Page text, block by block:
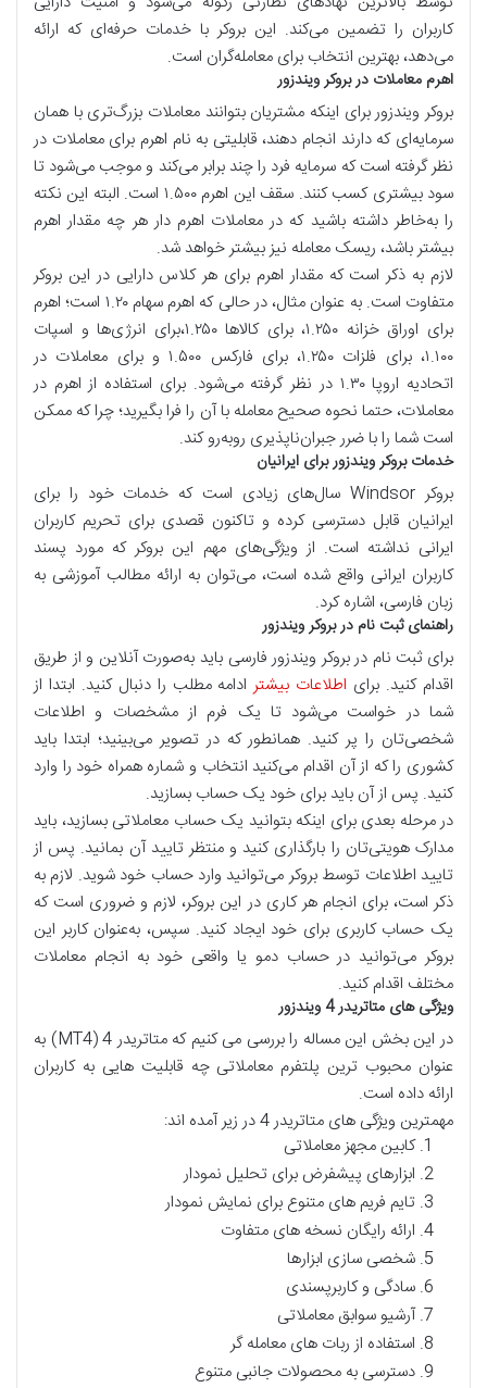
کاربران را تضمین می‌کند. این بروکر با خدمات حرفه‌ای که ارائه
می‌دهد، بهترین انتخاب برای معامله‌گران است.
اهرم معاملات در بروکر ویندزور
بروکر ویندزور برای اینکه مشتریان بتوانند معاملات بزرگ‌تری با همان
سرمایه‌ای که دارند انجام دهند، قابلیتی به نام اهرم برای معاملات در
نظر گرفته است که سرمایه فرد را چند برابر می‌کند و موجب می‌شود تا
سود بیشتری کسب کنند. سقف این اهرم ۱.۵۰۰ است. البته این نکته
را به‌خاطر داشته باشید که در معاملات اهرم دار هر چه مقدار اهرم
بیشتر باشد، ریسک معامله نیز بیشتر خواهد شد.
لازم به ذکر است که مقدار اهرم برای هر کلاس دارایی در این بروکر
متفاوت است. به عنوان مثال، در حالی که اهرم سهام ۱.۲۰ است؛ اهرم
برای اوراق خزانه ۱.۲۵۰، ‌برای کالاها ۱.۲۵۰،‌برای انرژی‌ها و اسپات
۱.۱۰۰، برای فلزات ۱.۲۵۰، برای فارکس ۱.۵۰۰ و برای معاملات در
اتحادیه اروپا ۱.۳۰ در نظر گرفته می‌شود. برای استفاده از اهرم در
معاملات، حتما نحوه صحیح معامله با آن را فرا بگیرید؛ چرا که ممکن
است شما را با ضرر جبران‌ناپذیری رو‌به‌رو کند.
خدمات بروکر ویندزور برای ایرانیان
بروکر Windsor سال‌های زیادی است که خدمات خود را برای
ایرانیان قابل دسترسی کرده و تاکنون قصدی برای تحریم کاربران
ایرانی نداشته است. از ویژگی‌های مهم این بروکر که مورد پسند
کاربران ایرانی واقع شده است، می‌توان به ارائه مطالب آموزشی به
زبان فارسی، اشاره کرد.
راهنمای ثبت نام در بروکر ویندزور
برای ثبت نام در بروکر ویندزور فارسی باید به‌صورت آنلاین و از طریق
اقدام کنید. برای اطلاعات بیشترادامه مطلب را دنبال کنید. ابتدا از
شما در خواست می‌شود تا یک فرم از مشخصات و اطلاعات
شخصی‌تان را پر کنید. همانطور که در تصویر می‌بینید؛ ابتدا باید
کشوری را که از آن اقدام می‌کنید انتخاب و شماره همراه خود را وارد
کنید. پس از آن باید برای خود یک حساب بسازید.
در مرحله بعدی برای اینکه بتوانید یک حساب معاملاتی بسازید، باید
مدارک هویتی‌تان را بارگذاری کنید و منتظر تایید آن بمانید. پس از
تایید اطلاعات توسط بروکر می‌توانید وارد حساب خود شوید. لازم به
ذکر است، برای انجام هر کاری در این بروکر، لازم و ضروری است که
یک حساب کاربری برای خود ایجاد کنید. سپس، به‌عنوان کاربر این
بروکر می‌توانید در حساب دمو یا واقعی خود به انجام معاملات
مختلف اقدام کنید.
ویژگی های متاتریدر 4 ویندزور
در این بخش این مساله را بررسی می کنیم که متاتریدر 4 (MT4) به
عنوان محبوب ترین پلتفرم معاملاتی چه قابلیت هایی به کاربران
ارائه داده است.
مهمترین ویژگی های متاتریدر 4 در زیر آمده اند:
کابین مجهز معاملاتی
ابزارهای پیشفرض برای تحلیل نمودار
تایم فریم های متنوع برای نمایش نمودار
ارائه رایگان نسخه های متفاوت
شخصی سازی ابزارها
سادگی و کاربرپسندی
آرشیو سوابق معاملاتی
استفاده از ربات های معامله گر
دسترسی به محصولات جانبی متنوع